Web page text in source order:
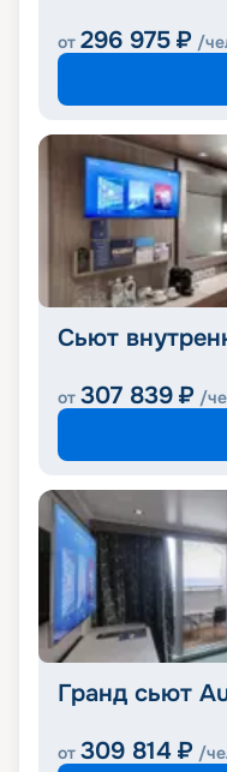
от 296 975 ₽ /
Сьют
от 307 839 ₽ /
Гранд сьют
от 309 814 ₽ /